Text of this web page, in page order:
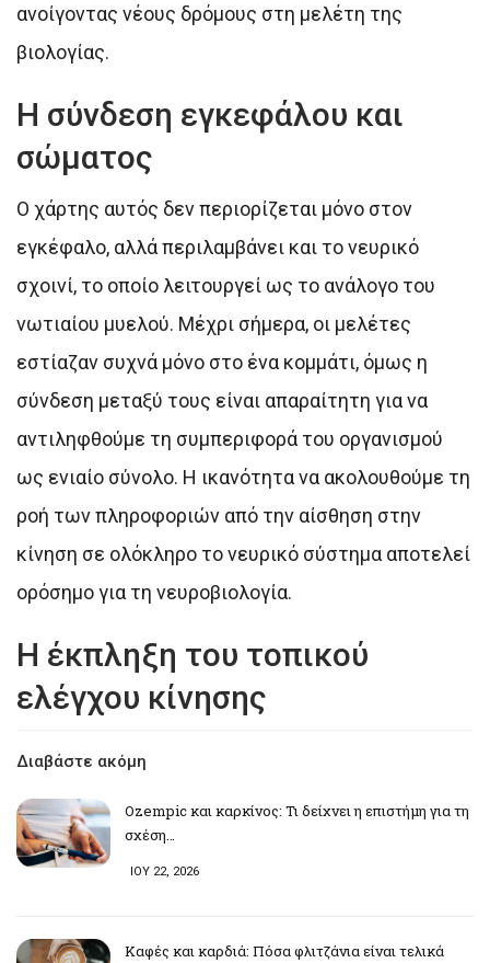
ανοίγοντας νέους δρόμους στη μελέτη της
βιολογίας.
Η σύνδεση εγκεφάλου και
σώματος
Ο χάρτης αυτός δεν περιορίζεται μόνο στον
εγκέφαλο, αλλά περιλαμβάνει και το νευρικό
σχοινί, το οποίο λειτουργεί ως το ανάλογο του
νωτιαίου μυελού. Μέχρι σήμερα, οι μελέτες
εστίαζαν συχνά μόνο στο ένα κομμάτι, όμως η
σύνδεση μεταξύ τους είναι απαραίτητη για να
αντιληφθούμε τη συμπεριφορά του οργανισμού
ως ενιαίο σύνολο. Η ικανότητα να ακολουθούμε τη
ροή των πληροφοριών από την αίσθηση στην
κίνηση σε ολόκληρο το νευρικό σύστημα αποτελεί
ορόσημο για τη νευροβιολογία.
Η έκπληξη του τοπικού
ελέγχου κίνησης
Διαβάστε ακόμη
Ozempic και καρκίνος: Τι δείχνει η επιστήμη για τη
σχέση…
ΙΟΥ 22, 2026
Καφές και καρδιά: Πόσα φλιτζάνια είναι τελικά